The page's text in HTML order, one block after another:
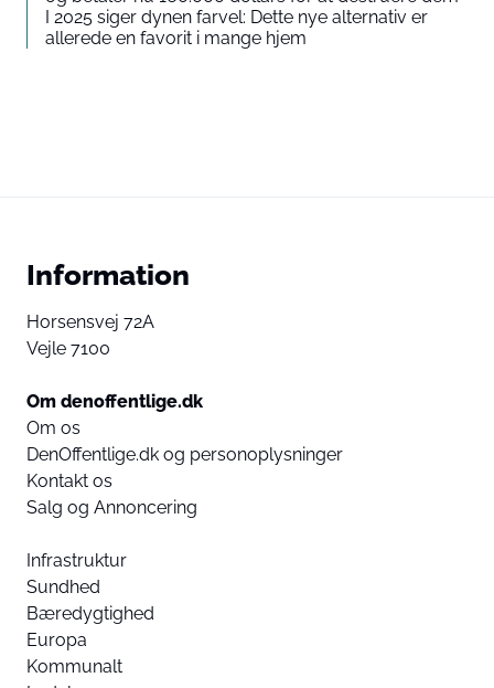
I 2025 siger dynen farvel: Dette nye alternativ er
allerede en favorit i mange hjem
Information
Horsensvej 72A
Vejle 7100
Om denoffentlige.dk
Om os
DenOffentlige.dk og personoplysninger
Kontakt os
Salg og Annoncering
Infrastruktur
Sundhed
Bæredygtighed
Europa
Kommunalt